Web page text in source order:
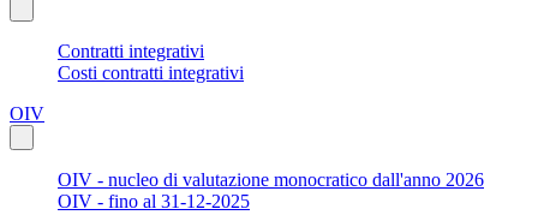
Contratti integrativi
Costi contratti integrativi
OIV
OIV - nucleo di valutazione monocratico dall'anno 2026
OIV - fino al 31-12-2025